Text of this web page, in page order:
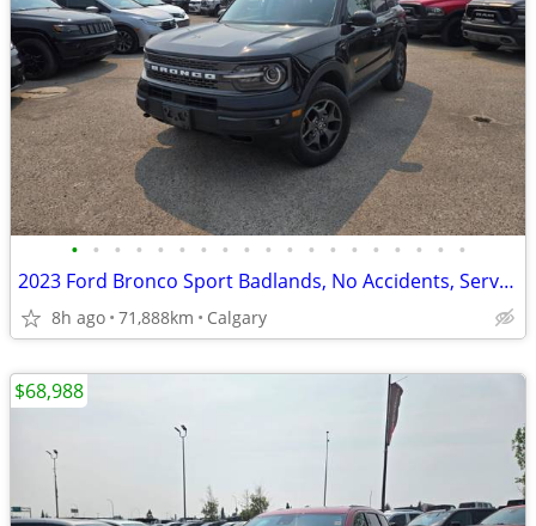
• • • • • • • • • • • • • • • • • • •
2023 Ford Bronco Sport Badlands, No Accidents, Service History #11174
8h ago 71,888km Calgary
$68,988